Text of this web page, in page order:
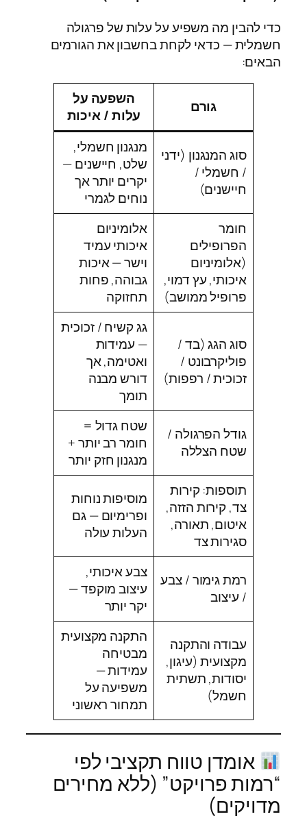
כדי להבין מה משפיע על עלות של פרגולה
חשמלית — כדאי לקחת בחשבון את הגורמים
הבאים:
גורם
השפעה על
עלות / איכות
סוג המנגנון (ידני
/ חשמלי /
חיישנים)
מנגנון חשמלי,
שלט, חיישנים —
יקרים יותר אך
נוחים לגמרי
חומר
הפרופילים
(אלומיניום
איכותי, עץ דמוי,
פרופיל ממושב)
אלומיניום
איכותי עמיד
וישר — איכות
גבוהה, פחות
תחזוקה
סוג הגג (בד /
פוליקרבונט /
זכוכית / רפפות)
גג קשיח / זכוכית
— עמידות
ואטימה, אך
דורש מבנה
תומך
גודל הפרגולה /
שטח הצללה
שטח גדול =
חומר רב יותר +
מנגנון חזק יותר
תוספות: קירות
צד, קירות הזזה,
איטום, תאורה,
סגירות צד
מוסיפות נוחות
ופרימיום — גם
העלות עולה
רמת גימור / צבע
/ עיצוב
צבע איכותי,
עיצוב מוקפד —
יקר יותר
עבודה והתקנה
מקצועית (עיגון,
יסודות, תשתית
חשמל)
התקנה מקצועית
מבטיחה
עמידות —
משפיעה על
תמחור ראשוני
אומדן טווח תקציבי לפי
“רמות פרויקט” (ללא מחירים
מדויקים)